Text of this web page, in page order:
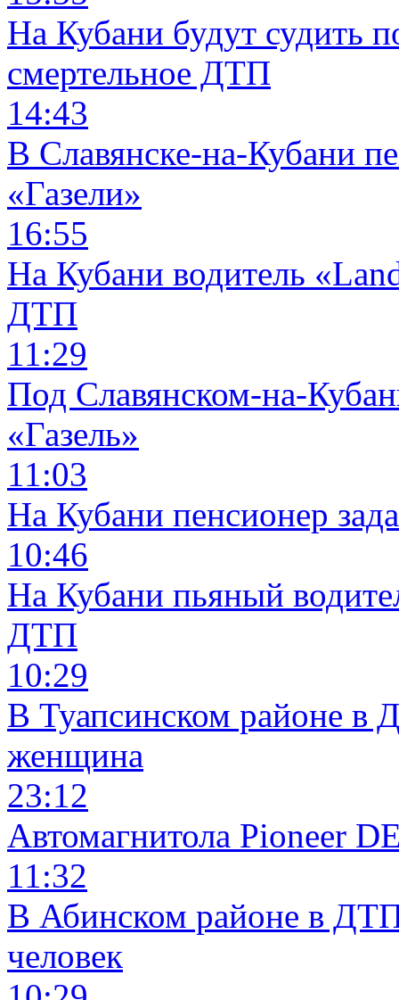
На Кубани будут судить
смертельное ДТП
14:43
В Славянске-на-Кубани
«Газели»
16:55
На Кубани водитель
ДТП
11:29
Под Славянском-на-
«Газель»
11:03
На Кубани пенсионер
10:46
На Кубани пьяный
ДТП
10:29
В Туапсинском районе в
женщина
23:12
Автомагнитола Pioneer
11:32
В Абинском районе в
человек